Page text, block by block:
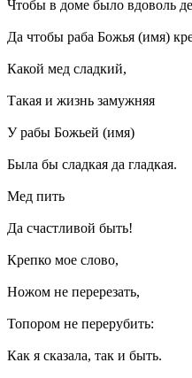
Чтобы в доме было вдоволь
Да чтобы раба Божья (имя)
Какой мед сладкий,
Такая и жизнь замужняя
У рабы Божьей (имя)
Была бы сладкая да гладкая.
Мед пить
Да счастливой быть!
Крепко мое слово,
Ножом не перерезать,
Топором не перерубить:
Как я сказала, так и быть.